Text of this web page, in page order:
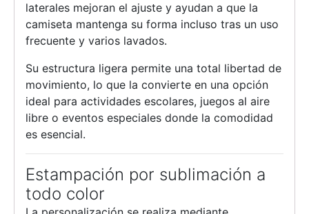
laterales mejoran el ajuste y ayudan a que la
camiseta mantenga su forma incluso tras un uso
frecuente y varios lavados.
Su estructura ligera permite una total libertad de
movimiento, lo que la convierte en una opción
ideal para actividades escolares, juegos al aire
libre o eventos especiales donde la comodidad
es esencial.
Estampación por sublimación a
todo color